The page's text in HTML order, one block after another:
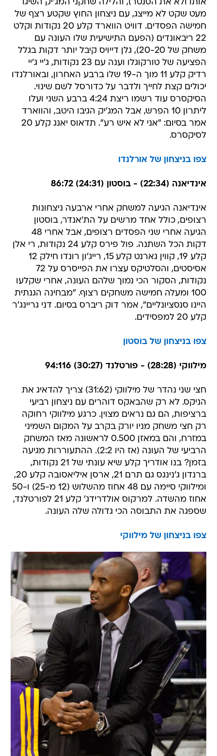
אותו ולא את הסנטר), והלילה שחקני המג'יק השיגו
מעט שקט לא מייצג, עם ניצחון החוץ שקטע רצף של
חמישה הפסדים. דוויט הווארד קלע 20 נקודות וקלט
22 ריבאונדים (הפעם התישיעית שלו העונה עם
משחק של 20-20), גלן דייויס קיבל יותר דקות בגלל
הפציעה של טורקוגלו וענה עם 23 נקודות, ג'יי ג'יי
רדיק קלע 11 מוך ה-19 שלו ברבע האחרון, ובאורלנדו
יכולים קצת לחייך ולדבר על כדורסל לשם שינוי.
הסיקסרס עוד רשמו ריצת 4:24 ברבע השני ועלו
ליתרון 10 הפרש, אבל המג'יק הגיבו היטב, והווארד
אמר בסיום: "אני לא איש רע". תדאוס יאנג קלע 20
לסיקסרס.
צפו בניצחון של אורלנדו
אינדיאנה (22:34) - בוסטון (24:31) 86:72
אינדיאנה הגיעה למשחק אחרי ארבעה ניצחונות
רצופים, כולל אחד מרשים על הת'אנדר, בוסטון
הגיעה אחרי שני הפסדים רצופים, אבל אחרי 48
דקות הכל השתנה. פול פירס קלע 24 נקודות, רי אלן
קלע 19, קווין גארנט קלע 15, רייג'ון רונדו חילק 12
אסיסטים, והסלטיקס עצרו את הפייסרס על 72
נקודות, הסקור הכי נמוך שלהם העונה, אחרי שקלעו
100 ומעלה חמישה משחקים רצוף. "מבחינה הגנתית
היינו סנסציונליים", אמר דוק ריברס בסיום. דני גריינג'ר
קלע 20 למפסידים.
צפו בניצחון של בוסטון
מילווקי (28:28) - פורטלנד (30:27) 94:116
חצי שני נהדר של מילווקי (31:62) צריך להדאיג את
הניקס. לא רק שהבאקס דוהרים עם ניצחון רביעי
ברציפות, הם גם נראים מצוין. כרגע מילווקי רחוקה
רק חצי משחק מניו יורק בקרב על המקום השמיני
במזרח, והם במאזן 0.500 לראשונה מאז המשחק
הרביעי של העונה (אז היו 2:2). ההתעוררות מגיעה
בזמן? בנו אודריך קלע שיא עונתי של 21 נקודות,
ברנדון ג'נינגס גם תרם 21, ארסן איליאסובה קלע 20,
ומילווקי סיימה עם 48 אחוז מהשלוש (12 מ-25) ו-50
אחוז מהשדה. למרקוס אולדרידג' קלע 21 לפורטלנד,
שספגה את התבוסה הכי גדולה שלה העונה.
צפו בניצחון של מילווקי